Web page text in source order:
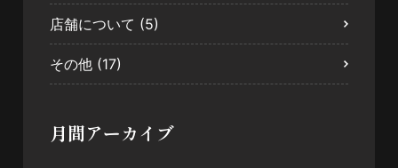
店舗について (5)
その他 (17)
月間アーカイブ